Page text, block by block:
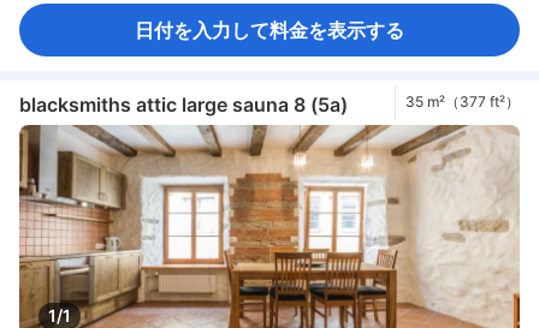
日付を入力して料金を表示する
blacksmiths attic large sauna 8 (5a) 35 m²（377 ft²）
1/1